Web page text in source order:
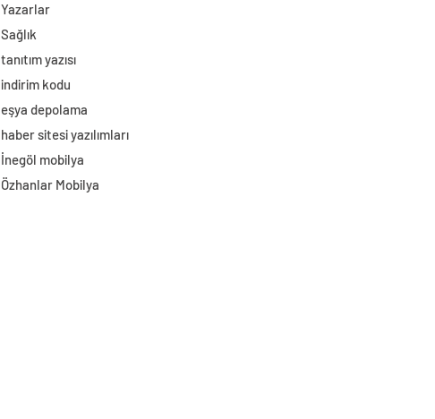
Yazarlar
Sağlık
tanıtım yazısı
indirim kodu
eşya depolama
haber sitesi yazılımları
İnegöl mobilya
Özhanlar Mobilya